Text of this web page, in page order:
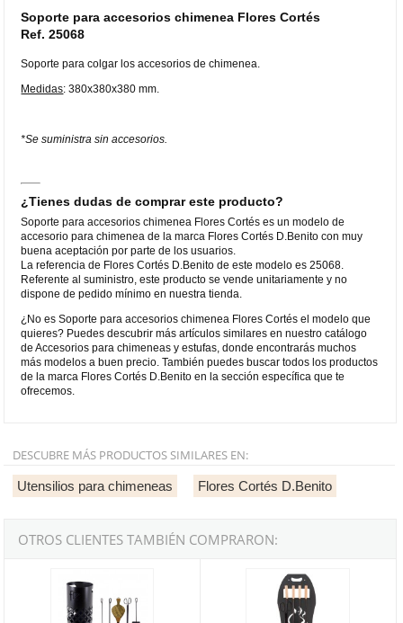
Soporte para accesorios chimenea Flores Cortés
Ref. 25068
Soporte para colgar los accesorios de chimenea.
Medidas: 380x380x380 mm.
*Se suministra sin accesorios.
¿Tienes dudas de comprar este producto?
Soporte para accesorios chimenea Flores Cortés es un modelo de
accesorio para chimenea de la marca Flores Cortés D.Benito con muy
buena aceptación por parte de los usuarios.
La referencia de Flores Cortés D.Benito de este modelo es 25068.
Referente al suministro, este producto se vende unitariamente y no
dispone de pedido mínimo en nuestra tienda.
¿No es Soporte para accesorios chimenea Flores Cortés el modelo que
quieres? Puedes descubrir más artículos similares en nuestro catálogo
de Accesorios para chimeneas y estufas, donde encontrarás muchos
más modelos a buen precio. También puedes buscar todos los productos
de la marca Flores Cortés D.Benito en la sección específica que te
ofrecemos.
DESCUBRE MÁS PRODUCTOS SIMILARES EN:
Utensilios para chimeneas Flores Cortés D.Benito
OTROS CLIENTES TAMBIÉN COMPRARON: